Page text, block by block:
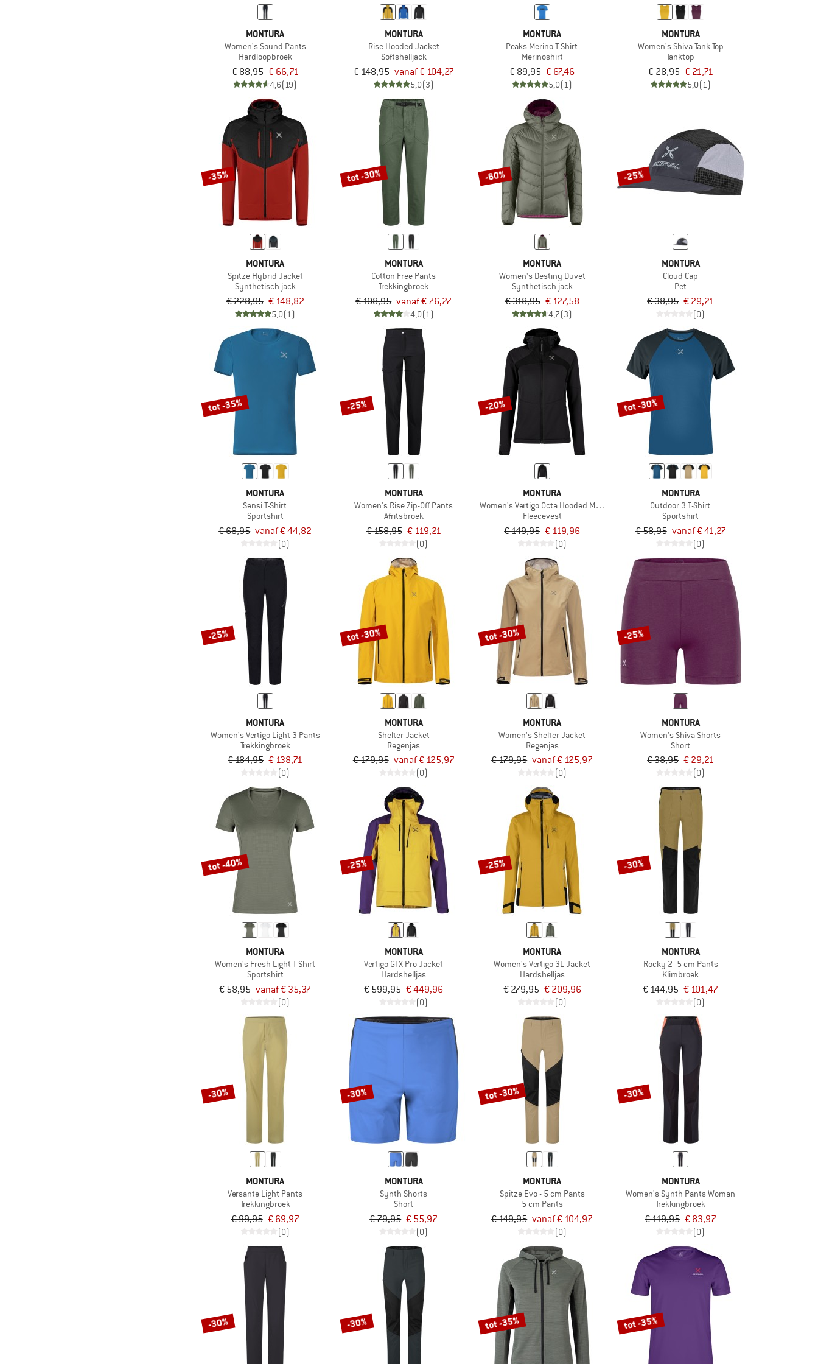
MONTURA
Women's Sound Pants
Hardloopbroek
€ 88,95 € 66,71
4,6(19)
MONTURA
Rise Hooded Jacket
Softshelljack
€ 148,95 vanaf € 104,27
5,0(3)
MONTURA
Peaks Merino T-Shirt
Merinoshirt
€ 89,95 € 67,46
5,0(1)
MONTURA
Women's Shiva Tank Top
Tanktop
€ 28,95 € 21,71
5,0(1)
-35%
MONTURA
Spitze Hybrid Jacket
Synthetisch jack
€ 228,95 € 148,82
5,0(1)
tot -30%
MONTURA
Cotton Free Pants
Trekkingbroek
€ 108,95 vanaf € 76,27
4,0(1)
-60%
MONTURA
Women's Destiny Duvet
Synthetisch jack
€ 318,95 € 127,58
4,7(3)
-25%
MONTURA
Cloud Cap
Pet
€ 38,95 € 29,21
(0)
tot -35%
MONTURA
Sensi T-Shirt
Sportshirt
€ 68,95 vanaf € 44,82
(0)
-25%
MONTURA
Women's Rise Zip-Off Pants
Afritsbroek
€ 158,95 € 119,21
(0)
-20%
MONTURA
Women's Vertigo Octa Hooded Maglia
Fleecevest
€ 149,95 € 119,96
(0)
tot -30%
MONTURA
Outdoor 3 T-Shirt
Sportshirt
€ 58,95 vanaf € 41,27
(0)
-25%
MONTURA
Women's Vertigo Light 3 Pants
Trekkingbroek
€ 184,95 € 138,71
(0)
tot -30%
MONTURA
Shelter Jacket
Regenjas
€ 179,95 vanaf € 125,97
(0)
tot -30%
MONTURA
Women's Shelter Jacket
Regenjas
€ 179,95 vanaf € 125,97
(0)
-25%
MONTURA
Women's Shiva Shorts
Short
€ 38,95 € 29,21
(0)
tot -40%
MONTURA
Women's Fresh Light T-Shirt
Sportshirt
€ 58,95 vanaf € 35,37
(0)
-25%
MONTURA
Vertigo GTX Pro Jacket
Hardshelljas
€ 599,95 € 449,96
(0)
-25%
MONTURA
Women's Vertigo 3L Jacket
Hardshelljas
€ 279,95 € 209,96
(0)
-30%
MONTURA
Rocky 2 -5 cm Pants
Klimbroek
€ 144,95 € 101,47
(0)
-30%
MONTURA
Versante Light Pants
Trekkingbroek
€ 99,95 € 69,97
(0)
-30%
MONTURA
Synth Shorts
Short
€ 79,95 € 55,97
(0)
tot -30%
MONTURA
Spitze Evo - 5 cm Pants
5 cm Pants
€ 149,95 vanaf € 104,97
(0)
-30%
MONTURA
Women's Synth Pants Woman
Trekkingbroek
€ 119,95 € 83,97
(0)
-30% -30% tot -35% tot -35%